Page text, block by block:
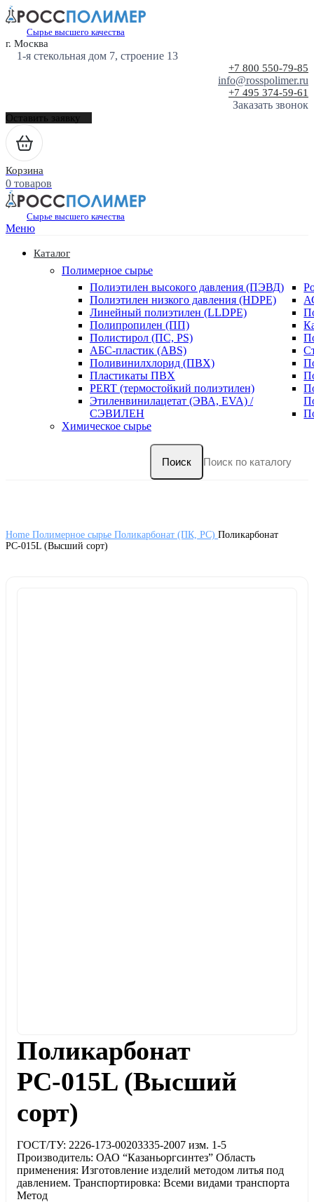
Сырье высшего качества
г. Москва
1-я стекольная дом 7, строение 13
+7 800 550-79-85
info@rosspolimer.ru
+7 495 374-59-61
Заказать звонок
Оставить заявку
Корзина
0 товаров
Сырье высшего качества
Меню
Каталог
Полимерное сырье
Полиэтилен высокого давления (ПЭВД)
Полиэтилен низкого давления (HDPE)
Линейный полиэтилен (LLDPE)
Полипропилен (ПП)
Полистирол (ПС, PS)
АБС-пластик (ABS)
Поливинилхлорид (ПВХ)
Пластикаты ПВХ
PERT (термостойкий полиэтилен)
Этиленвинилацетат (ЭВА, EVA) /
СЭВИЛЕН
Химическое сырье
Поиск
Home Полимерное сырье Поликарбонат (ПК, PC) Поликарбонат
РС-015L (Высший сорт)
Поликарбонат
РС-015L (Высший
сорт)
ГОСТ/ТУ: 2226-173-00203335-2007 изм. 1-5
Производитель: ОАО “Казаньоргсинтез” Область
применения: Изготовление изделий методом литья под
давлением. Транспортировка: Всеми видами транспорта
Метод